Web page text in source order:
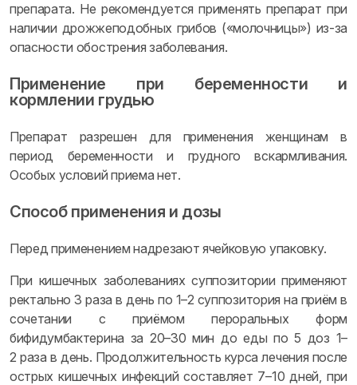
препарата. Не рекомендуется применять препарат при
наличии дрожжеподобных грибов («молочницы») из-за
опасности обострения заболевания.
Применение при беременности и
кормлении грудью
Препарат разрешен для применения женщинам в
период беременности и грудного вскармливания.
Особых условий приема нет.
Способ применения и дозы
Перед применением надрезают ячейковую упаковку.
При кишечных заболеваниях суппозитории применяют
ректально 3 раза в день по 1–2 суппозитория на приём в
сочетании с приёмом пероральных форм
бифидумбактерина за 20–30 мин до еды по 5 доз 1–
2 раза в день. Продолжительность курса лечения после
острых кишечных инфекций составляет 7–10 дней, при